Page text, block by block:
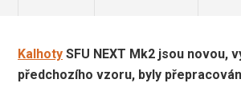
Kalhoty SFU NEXT Mk2 jsou novou,
předchozího vzoru, byly